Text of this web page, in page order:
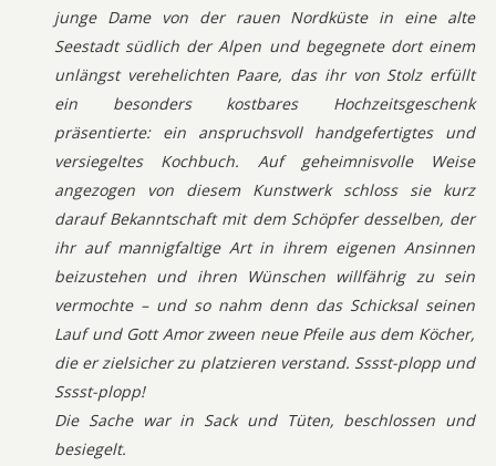
junge Dame von der rauen Nordküste in eine alte
Seestadt südlich der Alpen und begegnete dort einem
unlängst verehelichten Paare, das ihr von Stolz erfüllt
ein besonders kostbares Hochzeitsgeschenk
präsentierte: ein anspruchsvoll handgefertigtes und
versiegeltes Kochbuch. Auf geheimnisvolle Weise
angezogen von diesem Kunstwerk schloss sie kurz
darauf Bekanntschaft mit dem Schöpfer desselben, der
ihr auf mannigfaltige Art in ihrem eigenen Ansinnen
beizustehen und ihren Wünschen willfährig zu sein
vermochte – und so nahm denn das Schicksal seinen
Lauf und Gott Amor zween neue Pfeile aus dem Köcher,
die er zielsicher zu platzieren verstand. Sssst-plopp und
Sssst-plopp!
Die Sache war in Sack und Tüten, beschlossen und
besiegelt.